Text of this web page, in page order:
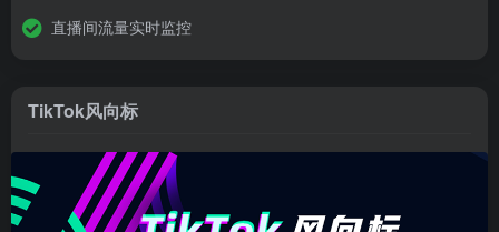
直播间流量实时监控
TikTok风向标